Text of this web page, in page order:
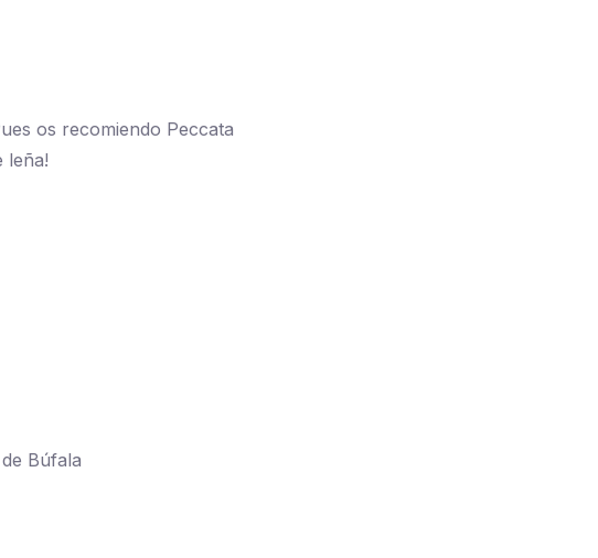
os recomiendo Peccata
leña!
Búfala